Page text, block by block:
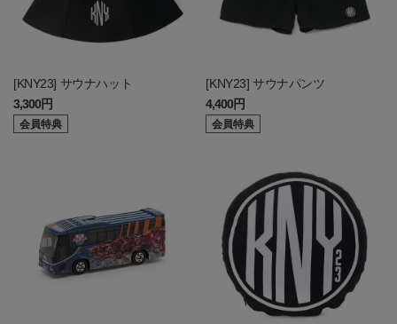
[KNY23] サウナハット
3,300円
会員特典
[KNY23] サウナパンツ
4,400円
会員特典